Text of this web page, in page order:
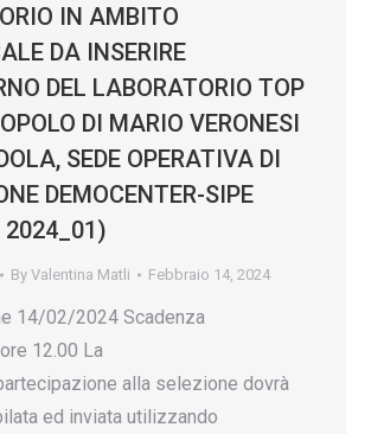
IN AMBITO
DA INSERIRE
DEL LABORATORIO TOP
DI MARIO VERONESI
SEDE OPERATIVA DI
DEMOCENTER-SIPE
By Valentina Matli Febbraio 14, 2024
14/02/2024 Scadenza
12.00 La
alla selezione dovrà
ed inviata utilizzando